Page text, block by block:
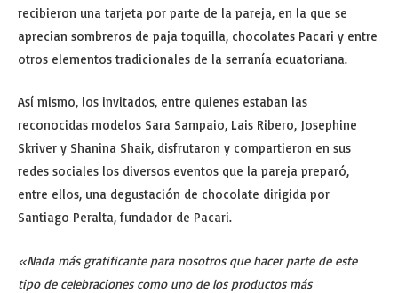
recibieron una tarjeta por parte de la pareja, en la que se
aprecian sombreros de paja toquilla, chocolates Pacari y entre
otros elementos tradicionales de la serranía ecuatoriana.
Así mismo, los invitados, entre quienes estaban las
reconocidas modelos Sara Sampaio, Lais Ribero, Josephine
Skriver y Shanina Shaik, disfrutaron y compartieron en sus
redes sociales los diversos eventos que la pareja preparó,
entre ellos, una degustación de chocolate dirigida por
Santiago Peralta, fundador de Pacari.
«Nada más gratificante para nosotros que hacer parte de este
tipo de celebraciones como uno de los productos más